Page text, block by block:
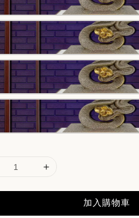
加入購物車